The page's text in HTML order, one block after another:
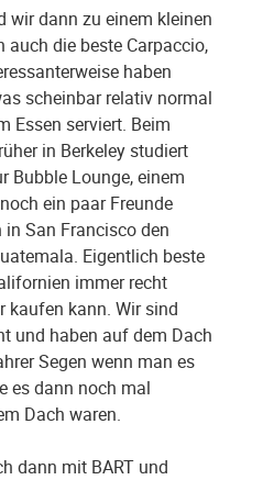
wir dann zu einem kleinen
auch die beste Carpaccio,
haben
scheinbar relativ normal
Essen serviert. Beim
in Berkeley studiert
Bubble Lounge, einem
ein paar Freunde
San Francisco den
Eigentlich beste
immer recht
kaufen kann. Wir sind
und haben auf dem Dach
Segen wenn man es
es dann noch mal
Dach waren.
dann mit BART und